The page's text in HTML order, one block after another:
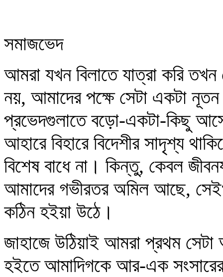
সমাজভেদ
আমরা যখন বিলাতে যাত্রা করি
নয়, আমাদের পক্ষে সেটা একটা নূতন
প্রভেদগুলাতে বড়ো-একটা-কিছু
আহারে বিহারে বিদেশীর সাদৃশ্য
বিশেষ বাধে না। কিন্তু, কেবল
আমাদের গভীরতর অমিল আছে,
কঠিন হইয়া উঠে।
জাহাজে উঠিয়াই আমরা প্রথম
হইতে আমাদিগকে আর-এক সংসারের